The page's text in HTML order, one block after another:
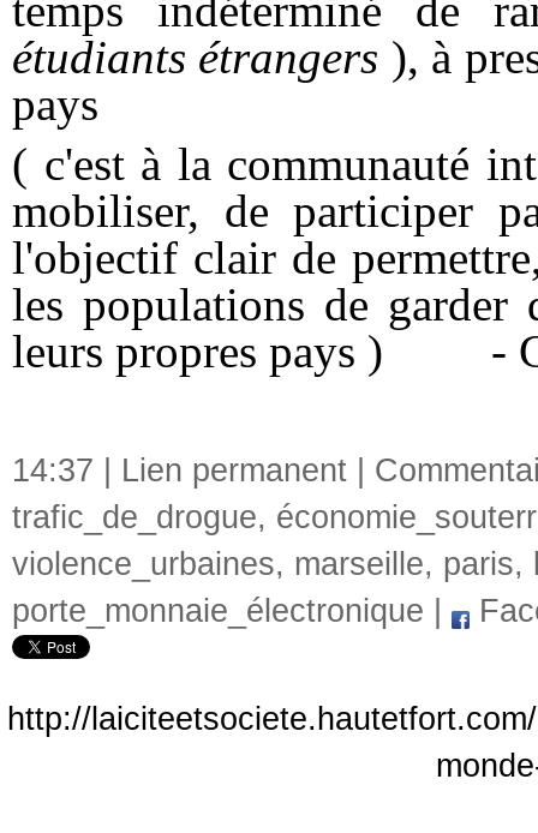
temps indéterminé de
étudiants étrangers ), à
pays
( c'est à la communauté
mobiliser, de participer
l'objectif clair de
les populations de garder
leurs propres pays ) -
14:37 | Lien permanent
trafic_de_drogue,
violence_urbaines, marseille, paris,
porte_monnaie_électronique
http://